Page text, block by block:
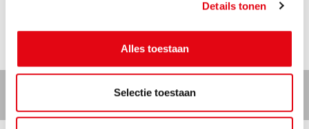
Details tonen
Alles toestaan
Selectie toestaan
profielen
ONTDEK HIER ALLE VISION MODELLEN